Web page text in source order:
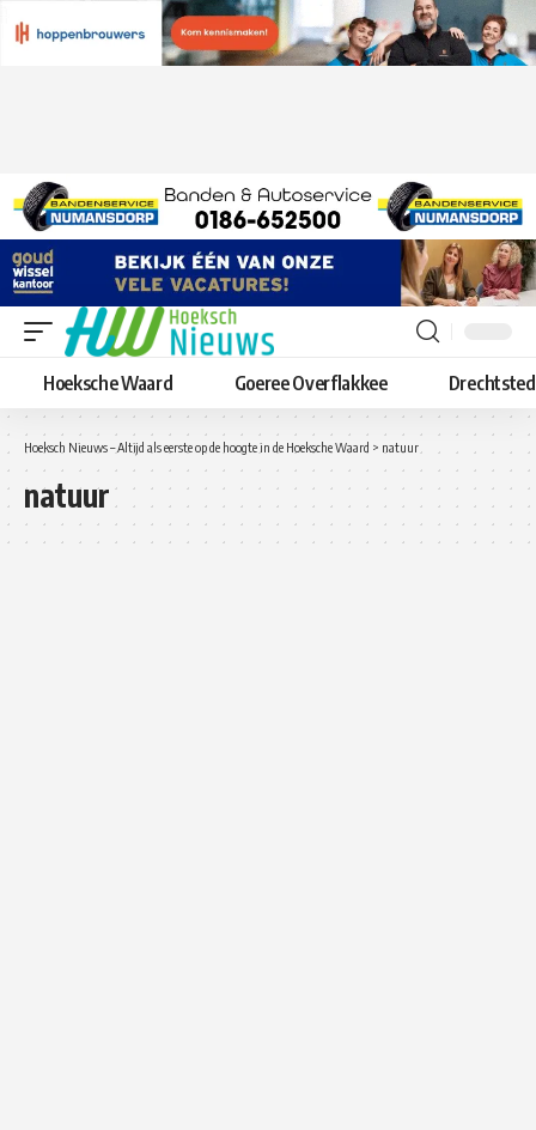
Hoeksche Waard Goeree Overflakkee
Hoeksch Nieuws – Altijd als eerste op de hoogte in de Hoeksche Waard > natuur
natuur